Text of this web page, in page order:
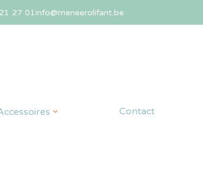
27 01info@meneerolifant.be
Contact